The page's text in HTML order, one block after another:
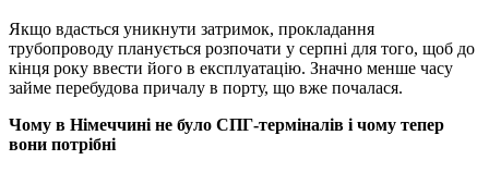
Якщо вдасться уникнути затримок, прокладання
трубопроводу планується розпочати у серпні для того, щоб до
кінця року ввести його в експлуатацію. Значно менше часу
займе перебудова причалу в порту, що вже почалася.
Чому в Німеччині не було СПГ-терміналів і чому тепер
вони потрібні